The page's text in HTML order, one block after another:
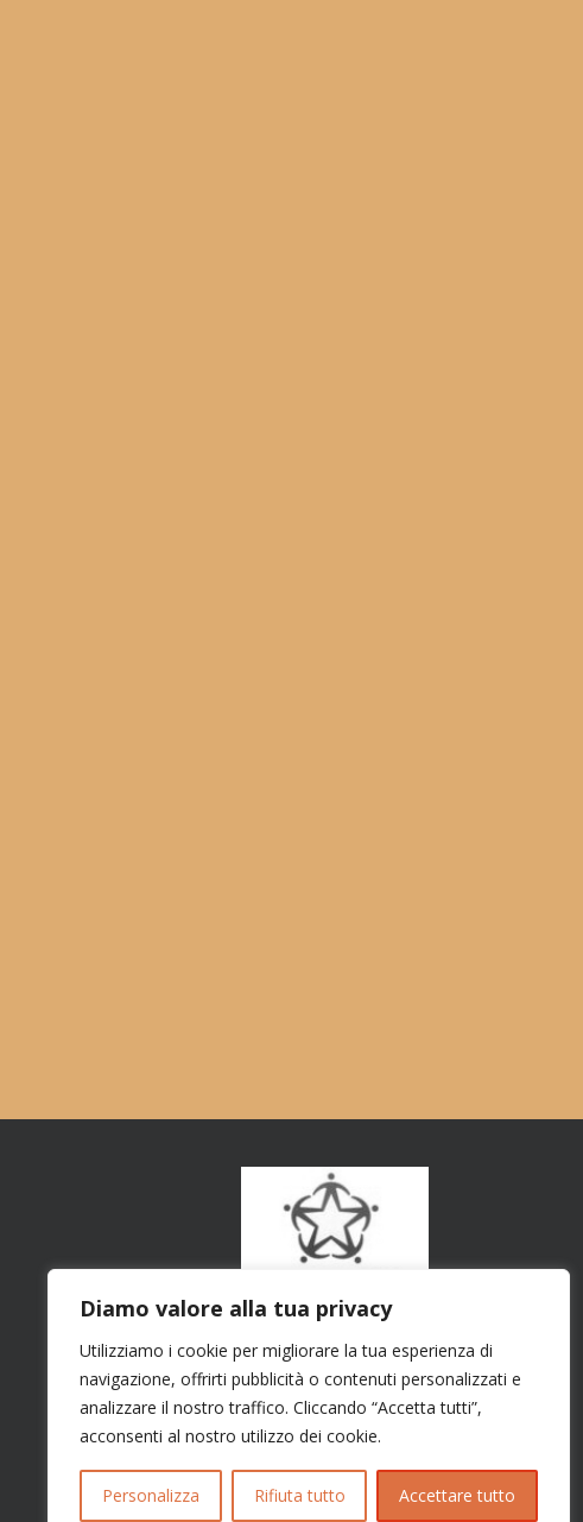
Diamo valore alla tua privacy
Utilizziamo i cookie per migliorare la tua esperienza di
navigazione, offrirti pubblicità o contenuti personalizzati e
analizzare il nostro traffico. Cliccando “Accetta tutti”,
acconsenti al nostro utilizzo dei cookie.
Personalizza Rifiuta tutto Accettare tutto